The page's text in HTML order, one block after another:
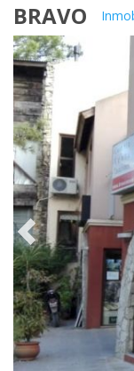
BRAVO